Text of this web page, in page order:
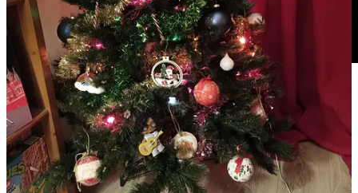
Et voilà pour cette semaine.
Je vous envoie ma newsletter sans la relire. J’espère qu’il n’y aura
pas trop de fautes.
Je vous souhaite une très bonne semaine.
N’hésitez pas à me laisser un petit commentaire. C’est si agréable de
vous lire.